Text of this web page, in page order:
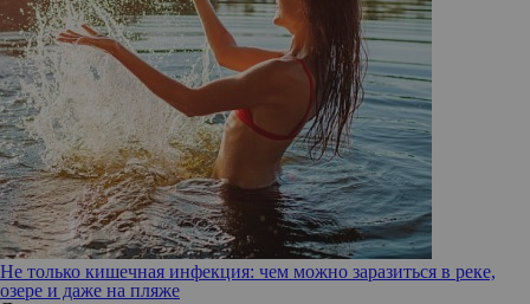
Не только кишечная инфекция: чем можно заразиться в реке,
озере и даже на пляже